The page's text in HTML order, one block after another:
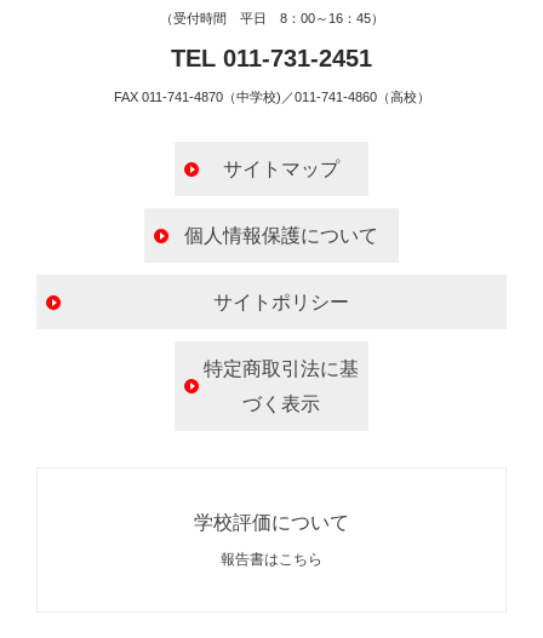
（受付時間 平日 8：00～16：45）
TEL 011-731-2451
FAX 011-741-4870（中学校)／011-741-4860（高校）
サイトマップ
個人情報保護について
サイトポリシー
特定商取引法に基
づく表示
学校評価について
報告書はこちら